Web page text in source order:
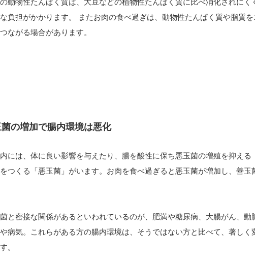
負担がかかります。 またお肉の食べ過ぎは、動物性たんぱく質や脂質
ながる場合があります。
の増加で腸内環境は悪化
には、体に良い影響を与えたり、腸を酸性に保ち悪玉菌の増殖を抑え
つくる「悪玉菌」がいます。お肉を食べ過ぎると悪玉菌が増加し、善玉
と密接な関係があるといわれているのが、肥満や糖尿病、大腸がん、
病気。これらがある方の腸内環境は、そうではない方と比べて、著し
。